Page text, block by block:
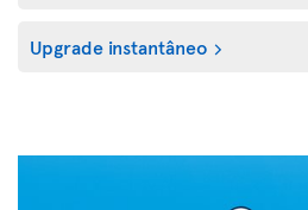
Upgrade instantâneo